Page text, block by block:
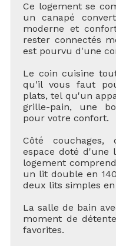
Ce logement se
un canapé
moderne et
rester connectés
est pourvu d'une
Le coin cuisine
qu'il vous faut
plats, tel qu'un
grille-pain, une
pour votre confort.
Côté
espace doté d'une
logement
un lit double en
deux lits simples
La salle de bain
moment de
favorites.